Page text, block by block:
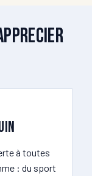
à toutes
: du sport